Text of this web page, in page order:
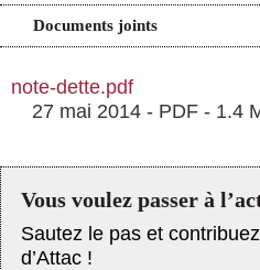
Documents joints
note-dette.pdf
27 mai 2014 - PDF - 1.4
Vous voulez passer à
Sautez le pas et
d’Attac !